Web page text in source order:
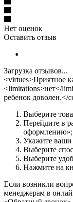
Нет оценок
Оставить отзыв
Загрузка отзывов...
<virtues>Приятное
<limitations>нет</
ребенок доволен.</
Выберите
Перейдите в
оформлению»;
Укажите ваши
Выберите
Выберите
Нажмите на
Если возникли
менеджерам в